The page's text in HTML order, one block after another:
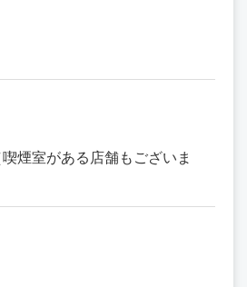
煙室がある店舗もございま